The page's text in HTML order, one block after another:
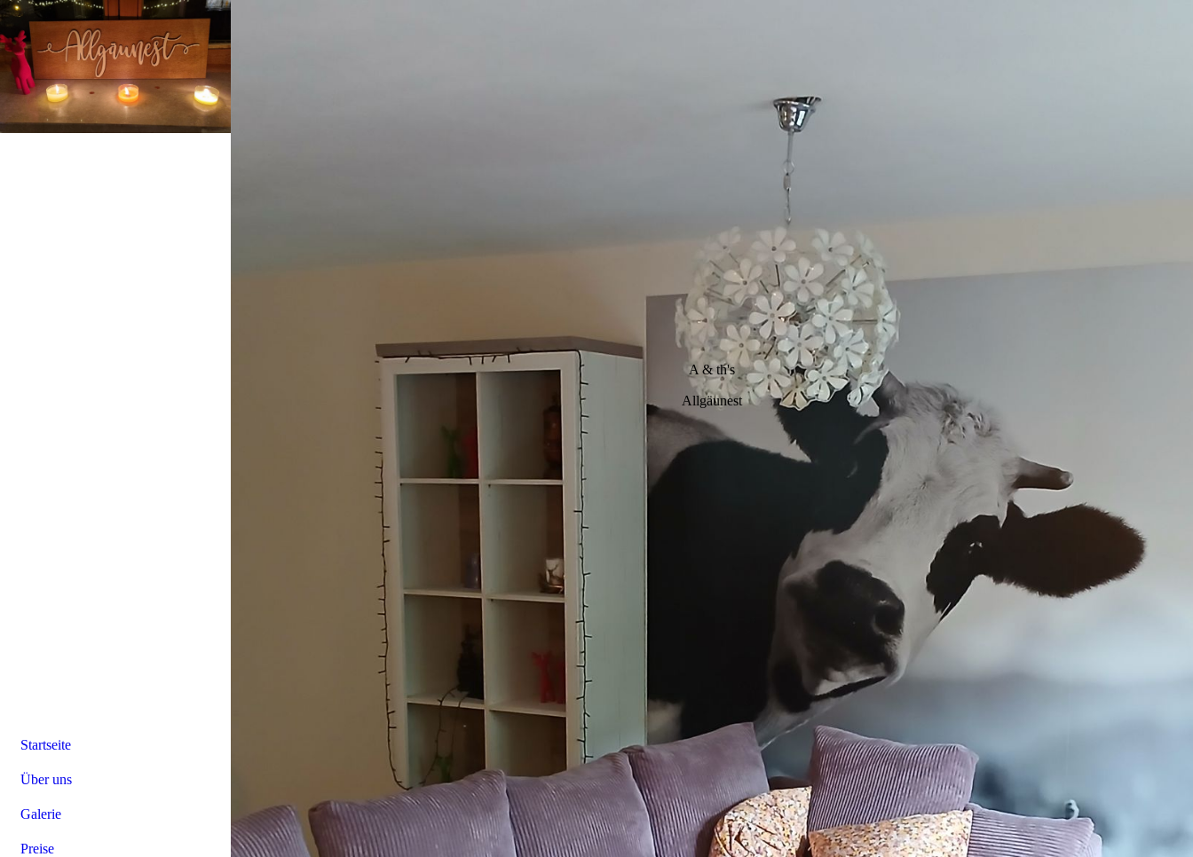
A & th's
Allgäunest
Startseite
Über uns
Galerie
Preise